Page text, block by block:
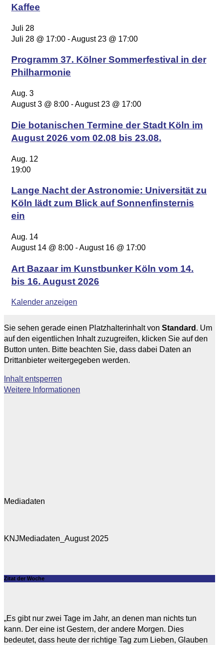
Kaffee
Juli 28
Juli 28 @ 17:00 -August 23 @ 17:00
Programm 37. Kölner Sommerfestival in der
Philharmonie
Aug. 3
August 3 @ 8:00 -August 23 @ 17:00
Die botanischen Termine der Stadt Köln im
August 2026 vom 02.08 bis 23.08.
Aug. 12
19:00
Lange Nacht der Astronomie: Universität zu
Köln lädt zum Blick auf Sonnenfinsternis
ein
Aug. 14
August 14 @ 8:00 -August 16 @ 17:00
Art Bazaar im Kunstbunker Köln vom 14.
bis 16. August 2026
Kalender anzeigen
Sie sehen gerade einen Platzhalterinhalt von Standard . Um
auf den eigentlichen Inhalt zuzugreifen, klicken Sie auf den
Button unten. Bitte beachten Sie, dass dabei Daten an
Drittanbieter weitergegeben werden.
Inhalt entsperren
Weitere Informationen
Mediadaten
KNJMediadaten_August 2025
Zitat der Woche
„Es gibt nur zwei Tage im Jahr, an denen man nichts tun
kann. Der eine ist Gestern, der andere Morgen. Dies
bedeutet, dass heute der richtige Tag zum Lieben, Glauben